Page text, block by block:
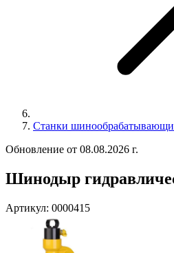
Станки
Обновление от 08.08.2026 г.
Шинодыр
Артикул: 0000415